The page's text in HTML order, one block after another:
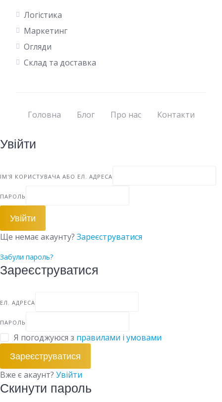
Логістика
Маркетинг
Огляди
Склад та доставка
Головна Блог Про нас Контакти
Увійти
ІМ'Я КОРИСТУВАЧА АБО ЕЛ. АДРЕСА
ПАРОЛЬ
Увійти
Ще немає акаунту? Зареєструватися
Забули пароль?
Зареєструватися
ЕЛ. АДРЕСА
ПАРОЛЬ
Я погоджуюся з правилами і умовами
Зареєструватися
Вже є акаунт? Увійти
Скинути пароль